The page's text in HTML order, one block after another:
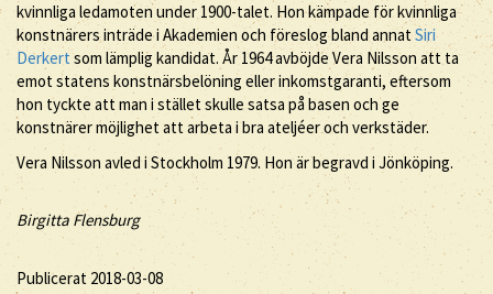
kvinnliga ledamoten under 1900-talet. Hon kämpade för kvinnliga
konstnärers inträde i Akademien och föreslog bland annatSiri
Derkertsom lämplig kandidat. År 1964 avböjde Vera Nilsson att ta
emot statens konstnärsbelöning eller inkomstgaranti, eftersom
hon tyckte att man i stället skulle satsa på basen och ge
konstnärer möjlighet att arbeta i bra ateljéer och verkstäder.
Vera Nilsson avled i Stockholm 1979. Hon är begravd i Jönköping.
Birgitta Flensburg
Publicerat 2018-03-08